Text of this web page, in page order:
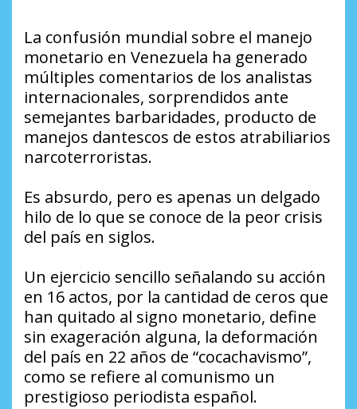
La confusión mundial sobre el manejo
monetario en Venezuela ha generado
múltiples comentarios de los analistas
internacionales, sorprendidos ante
semejantes barbaridades, producto de
manejos dantescos de estos atrabiliarios
narcoterroristas.
Es absurdo, pero es apenas un delgado
hilo de lo que se conoce de la peor crisis
del país en siglos.
Un ejercicio sencillo señalando su acción
en 16 actos, por la cantidad de ceros que
han quitado al signo monetario, define
sin exageración alguna, la deformación
del país en 22 años de “cocachavismo”,
como se refiere al comunismo un
prestigioso periodista español.